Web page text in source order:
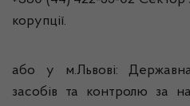
корупції.
або у м.Львові:
засобів та контролю за